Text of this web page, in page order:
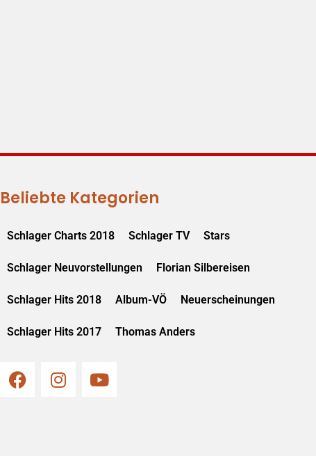
Beliebte Kategorien
Schlager Charts 2018 Schlager TV Stars
Schlager Neuvorstellungen Florian Silbereisen
Schlager Hits 2018 Album-VÖ Neuerscheinungen
Schlager Hits 2017 Thomas Anders